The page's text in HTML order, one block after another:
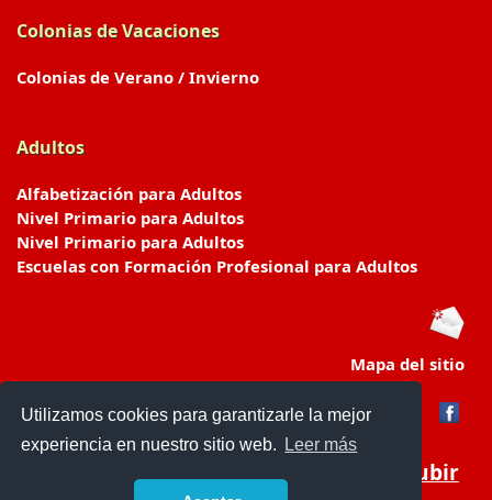
Utilizamos cookies para garantizarle la mejor
experiencia en nuestro sitio web.
Leer más
Colonias de Vacaciones
Colonias de Verano / Invierno
Adultos
Alfabetización para Adultos
Nivel Primario para Adultos
Nivel Primario para Adultos
Escuelas con Formación Profesional para Adultos
Mapa del sitio
Subir